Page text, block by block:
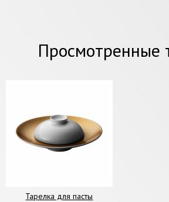
Просмотренные
Тарелка для пасты